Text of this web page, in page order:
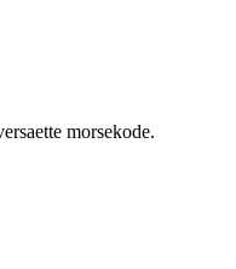
morsekode.